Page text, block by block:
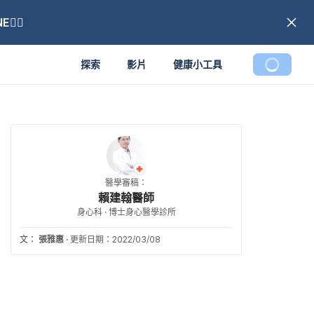
探索 影片 健康小工具
醫學審稿：
賴建翰醫師
身心科 · 博士身心醫學診所
文： 張雅惠 · 更新日期：2022/03/08